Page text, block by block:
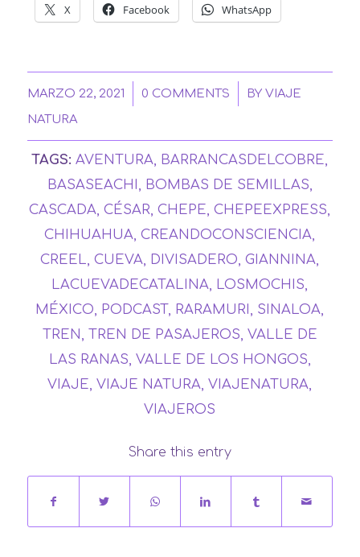
X Facebook WhatsApp
MARZO 22, 2021
/ 0 COMMENTS BY VIAJE
NATURA
TAGS: AVENTURA, BARRANCASDELCOBRE,
BASASEACHI , BOMBAS DE SEMILLAS,
CASCADA,CÉSAR,CHEPE,CHEPEEXPRESS,
CHIHUAHUA,CREANDOCONSCIENCIA,
CREEL,CUEVA, DIVISADERO,GIANNINA,
LACUEVADECATALINA, LOSMOCHIS,
MÉXICO, PODCAST, RARAMURI , SINALOA,
TREN , TREN DE PASAJEROS, VALLE DE
LAS RANAS, VALLE DE LOS HONGOS,
VIAJE,VIAJE NATURA,VIAJENATURA,
VIAJEROS
Share this entry